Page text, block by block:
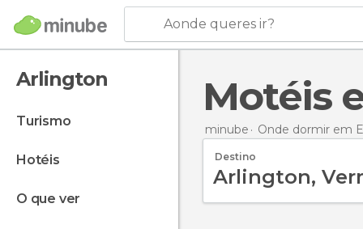
Aonde queres ir?
Arlington
turismo
hotéis
o que ver
minube Onde dormir em
Destino